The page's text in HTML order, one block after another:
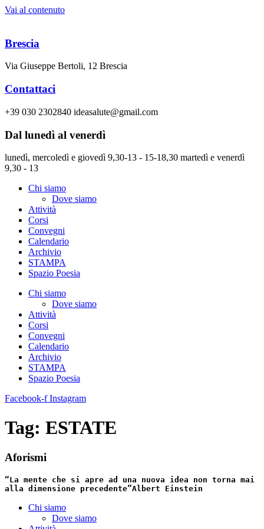
Vai al contenuto
Brescia
Via Giuseppe Bertoli, 12 Brescia
Contattaci
+39 030 2302840 ideasalute@gmail.com
Dal lunedì al venerdì
lunedì, mercoledì e giovedì 9,30-13 - 15-18,30 martedì e venerdì
9,30 - 13
Chi siamo
Dove siamo
Attività
Corsi
Convegni
Calendario
Archivio
STAMPA
Spazio Poesia
Chi siamo
Dove siamo
Attività
Corsi
Convegni
Calendario
Archivio
STAMPA
Spazio Poesia
Facebook-f Instagram
Tag: ESTATE
Aforismi
“La mente che si apre ad una nuova idea non torna mai
alla dimensione precedente”Albert Einstein
Chi siamo
Dove siamo